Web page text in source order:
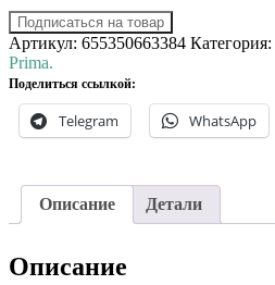
Подписаться на товар
Артикул: 655350663384 Категория:
Prima.
Поделиться ссылкой:
Telegram WhatsApp
Описание Детали
Описание